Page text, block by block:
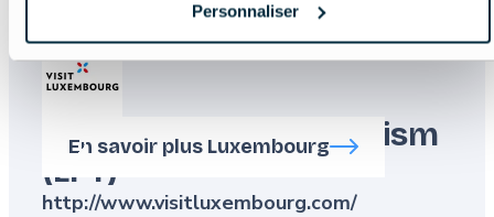
Personnaliser
Luxembourg For Tourism
(LFT)
http://www.visitluxembourg.com/
En savoir plus Luxembourg